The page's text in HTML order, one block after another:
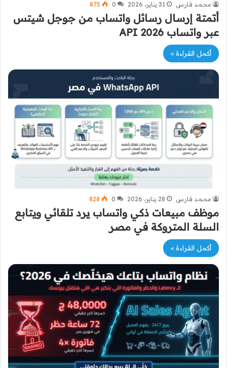
محمد فارس 31 يناير، 2026 0
875
أتمتة إرسال رسائل واتساب من جوجل شيتس
عبر واتساب API 2026
أكمل القراءة »
محمد فارس 28 يناير، 2026 0
828
موظف مبيعات ذكي واتساب يرد تلقائي ويتابع
السلة المتروكة في مصر
أكمل القراءة »